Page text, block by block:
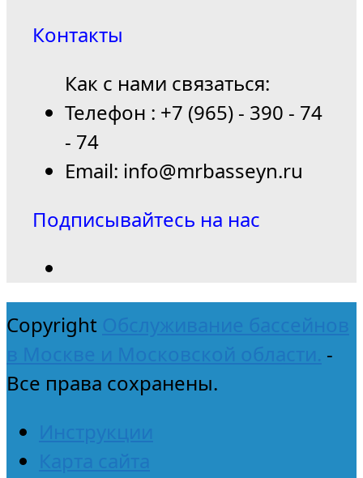
Контакты
Как с нами связаться:
Телефон : +7 (965) - 390 - 74
- 74
Email: info@mrbasseyn.ru
Подписывайтесь на нас
Copyright Обслуживание бассейнов
в Москве и Московской области. -
Все права сохранены.
Инструкции
Карта сайта